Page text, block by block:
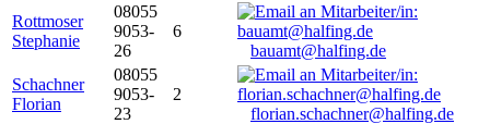
Rottmoser
Stephanie
08055
9053-
26
6
bauamt@halfing.de
Schachner
Florian
08055
9053-
23
2
florian.schachner@halfing.de